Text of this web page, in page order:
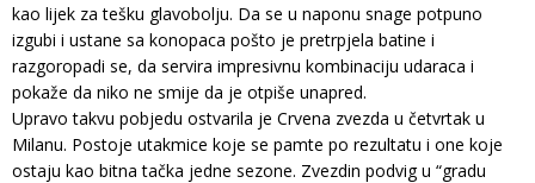
kao lijek za tešku glavobolju. Da se u naponu snage potpuno
izgubi i ustane sa konopaca pošto je pretrpjela batine i
razgoropadi se, da servira impresivnu kombinaciju udaraca i
pokaže da niko ne smije da je otpiše unapred.
Upravo takvu pobjedu ostvarila je Crvena zvezda u četvrtak u
Milanu. Postoje utakmice koje se pamte po rezultatu i one koje
ostaju kao bitna tačka jedne sezone. Zvezdin podvig u “gradu